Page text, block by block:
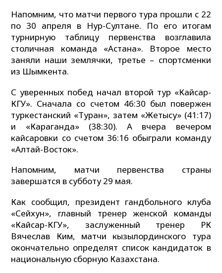
Напомним, что матчи первого тура прошли с 22
по 30 апреля в Нур-Султане. По его итогам
турнирную таблицу первенства возглавила
столичная команда «Астана». Второе место
заняли наши землячки, третье – спортсменки
из Шымкента.
С уверенных побед начал второй тур «Кайсар-
КГУ». Сначала со счетом 46:30 был повержен
туркестанский «Туран», затем «Жетысу» (41:17)
и «Караганда» (38:30). А вчера вечером
кайсаровки со счетом 36:16 обыграли команду
«Алтай-Восток».
Напомним, матчи первенства страны
завершатся в субботу 29 мая.
Как сообщил, президент гандбольного клуба
«Сейхун», главный тренер женской команды
«Кайсар-КГУ», заслуженный тренер РК
Вячеслав Ким, матчи кызылординского тура
окончательно определят список кандидаток в
национальную сборную Казахстана.